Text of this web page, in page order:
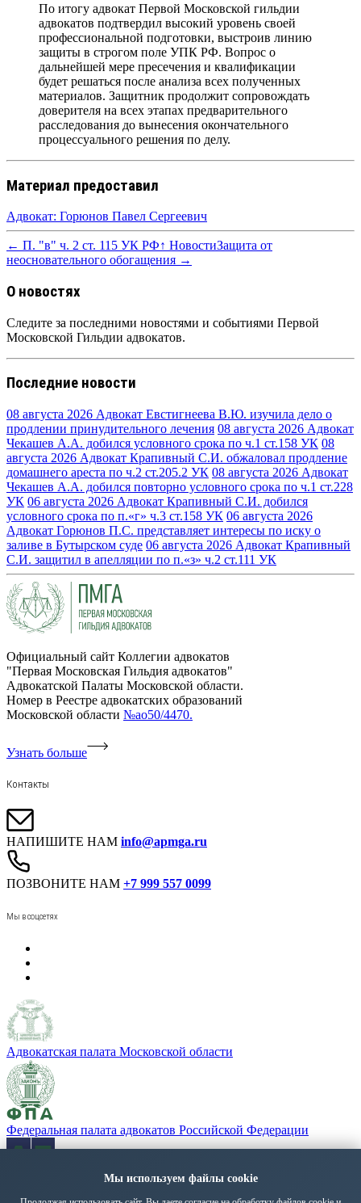
По итогу адвокат Первой Московской гильдии
адвокатов подтвердил высокий уровень своей
профессиональной подготовки, выстроив линию
защиты в строгом поле УПК РФ. Вопрос о
дальнейшей мере пресечения и квалификации
будет решаться после анализа всех полученных
материалов. Защитник продолжит сопровождать
доверителя на всех этапах предварительного
расследования до вынесения окончательного
процессуального решения по делу.
Материал предоставил
Адвокат: Горюнов Павел Сергеевич
← П. "в" ч. 2 ст. 115 УК РФ↑ НовостиЗащита от
неосновательного обогащения →
О новостях
Следите за последними новостями и событиями Первой
Московской Гильдии адвокатов.
Последние новости
08 августа 2026 Адвокат Евстигнеева В.Ю. изучила дело о
продлении принудительного лечения 08 августа 2026 Адвокат
Чекашев А.А. добился условного срока по ч.1 ст.158 УК 08
августа 2026 Адвокат Крапивный С.И. обжаловал продление
домашнего ареста по ч.2 ст.205.2 УК 08 августа 2026 Адвокат
Чекашев А.А. добился повторно условного срока по ч.1 ст.228
УК 06 августа 2026 Адвокат Крапивный С.И. добился
условного срока по п.«г» ч.3 ст.158 УК 06 августа 2026
Адвокат Горюнов П.С. представляет интересы по иску о
заливе в Бутырском суде 06 августа 2026 Адвокат Крапивный
С.И. защитил в апелляции по п.«з» ч.2 ст.111 УК
Официальный сайт Коллегии адвокатов
"Первая Московская Гильдия адвокатов"
Адвокатской Палаты Московской области.
Номер в Реестре адвокатских образований
Московской области №ао50/4470.
Узнать больше
Контакты
НАПИШИТЕ НАМ info@apmga.ru
ПОЗВОНИТЕ НАМ +7 999 557 0099
Мы в соцсетях
Адвокатская палата Московской области
Федеральная палата адвокатов Российской Федерации
«Адвокатская газета» - орган Федеральной палаты адвокатов
Мы используем файлы cookie